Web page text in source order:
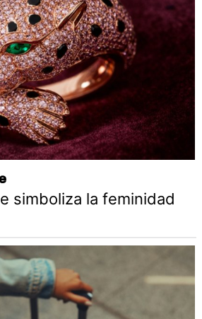
simboliza la feminidad